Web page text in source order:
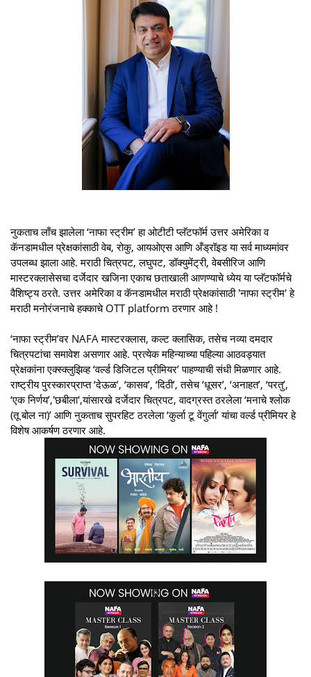
नुकताच लाँच झालेला ‘नाफा स्ट्रीम’ हा ओटीटी प्लॅटफॉर्म उत्तर अमेरिका व
कॅनडामधील प्रेक्षकांसाठी वेब, रोकु, आयओएस आणि अँड्रॉइड या सर्व माध्यमांवर
उपलब्ध झाला आहे. मराठी चित्रपट, लघुपट, डॉक्युमेंट्री, वेबसीरिज आणि
मास्टरक्लासेसचा दर्जेदार खजिना एकाच छताखाली आणण्याचे ध्येय या प्लॅटफॉर्मचे
वैशिष्ट्य ठरते. उत्तर अमेरिका व कॅनडामधील मराठी प्रेक्षकांसाठी 'नाफा स्ट्रीम' हे
मराठी मनोरंजनाचे हक्काचे OTT platform ठरणार आहे !
‘नाफा स्ट्रीम’वर NAFA मास्टरक्लास, कल्ट क्लासिक, तसेच नव्या दमदार
चित्रपटांचा समावेश असणार आहे. प्रत्येक महिन्याच्या पहिल्या आठवड्यात
प्रेक्षकांना एक्स्क्लुझिव्ह ‘वर्ल्ड डिजिटल प्रीमियर’ पाहण्याची संधी मिळणार आहे.
राष्ट्रीय पुरस्कारप्राप्त ‘देऊळ’, ‘कासव’, ‘दिठी’, तसेच ‘धूसर’, ‘अनाहत’, ‘परतु’,
‘एक निर्णय’,'छबीला',यांसारखे दर्जेदार चित्रपट, वादग्रस्त ठरलेला ‘मनाचे श्लोक
(तू बोल ना)’ आणि नुकताच सुपरहिट ठरलेला ‘कुर्ला टू वेंगुर्ला’ यांचा वर्ल्ड प्रीमियर हे
विशेष आकर्षण ठरणार आहे.